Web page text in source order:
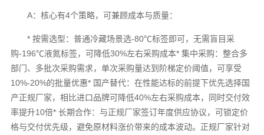
A：核心有4个策略，可兼顾成本与质量：
* 按需选型：普通冷藏场景选-80℃标签即可，无需盲目采
购-196℃液氮标签，可降低30%左右采购成本* 集中采购：整合多
部门、多批次采购需求，单次采购量达到阶梯定价阈值，可享受
10%-20%的批量优惠* 国产替代：在性能达标的前提下优先选择国
产正规厂家，相比进口品牌可降低40%左右采购成本，同时交付效
率提升10倍* 长期合作：与正规厂家签订年度供应协议，可锁定价
格与交付优先级，避免原材料涨价带来的成本波动。正规厂家针对